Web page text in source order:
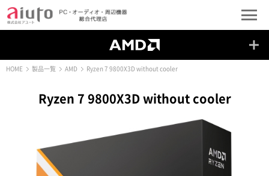
HOME 製品一覧 AMD Ryzen 7 9800X3D without cooler
Ryzen 7 9800X3D without cooler